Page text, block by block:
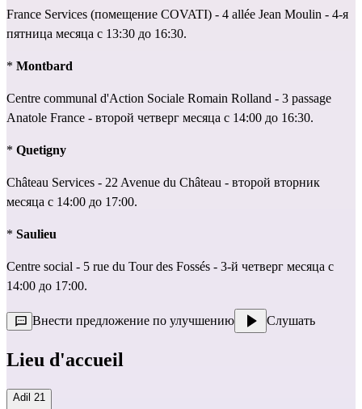
France Services (помещение COVATI) - 4 allée Jean Moulin - 4-я
пятница месяца с 13:30 до 16:30.
* Montbard
Centre communal d'Action Sociale Romain Rolland - 3 passage
Anatole France - второй четверг месяца с 14:00 до 16:30.
* Quetigny
Château Services - 22 Avenue du Château - второй вторник
месяца с 14:00 до 17:00.
* Saulieu
Centre social - 5 rue du Tour des Fossés - 3-й четверг месяца с
14:00 до 17:00.
Внести предложение по улучшению Слушать
Lieu d'accueil
Adil 21